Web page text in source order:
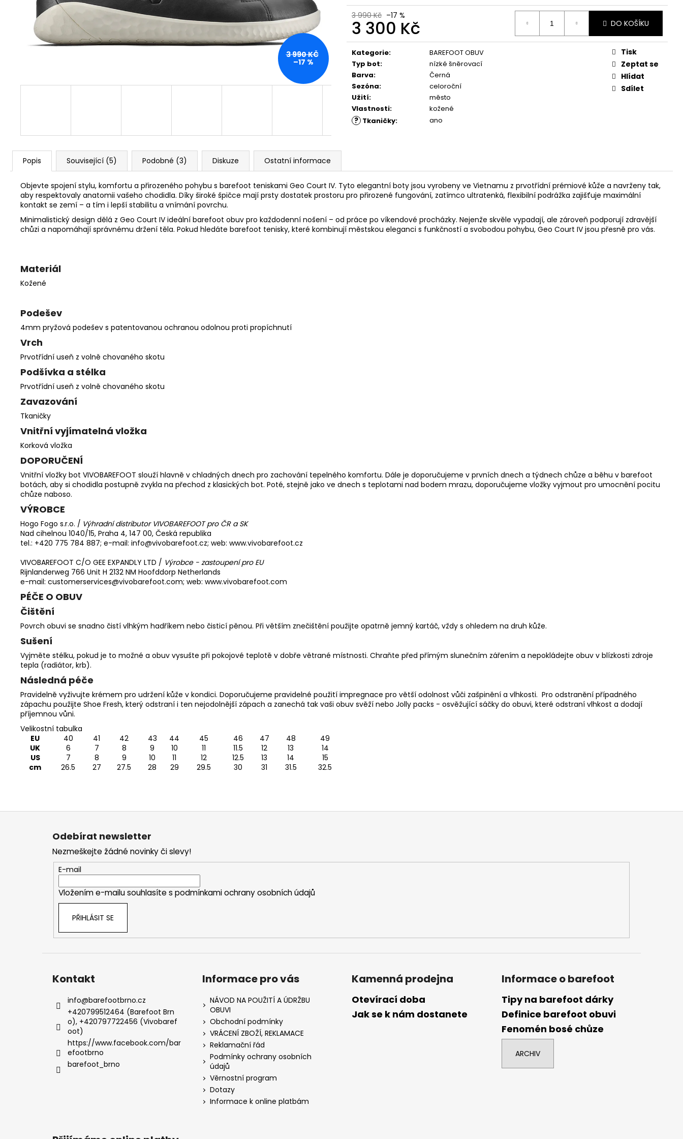
3 990 Kč –17 %
3 300 Kč
Měrná
cena:
DO KOŠÍKU
Kategorie:
BAREFOOT OBUV
Typ bot:
nízké šněrovací
Barva:
Černá
Sezóna:
celoroční
Užití:
město
Vlastnosti: kožené
? Tkaničky: ano
Tisk
Zeptat se
Hlídat
Sdílet
3 990 KČ
–17 %
Popis Související (5) Podobné (3) Diskuze Ostatní informace
Objevte spojení stylu, komfortu a přirozeného pohybu s barefoot teniskami Geo Court IV. Tyto elegantní boty jsou vyrobeny ve Vietnamu z prvotřídní prémiové kůže a navrženy tak,
aby respektovaly anatomii vašeho chodidla. Díky široké špičce mají prsty dostatek prostoru pro přirozené fungování, zatímco ultratenká, flexibilní podrážka zajišťuje maximální
kontakt se zemí – a tím i lepší stabilitu a vnímání povrchu.
Minimalistický design dělá z Geo Court IV ideální barefoot obuv pro každodenní nošení – od práce po víkendové procházky. Nejenže skvěle vypadají, ale zároveň podporují zdravější
chůzi a napomáhají správnému držení těla. Pokud hledáte barefoot tenisky, které kombinují městskou eleganci s funkčností a svobodou pohybu, Geo Court IV jsou přesně pro vás.
Materiál
Kožené
Podešev
4mm pryžová podešev s patentovanou ochranou odolnou proti propíchnutí
Vrch
Prvotřídní useň z volně chovaného skotu
Podšívka a stélka
Prvotřídní useň z volně chovaného skotu
Zavazování
Tkaničky
Vnitřní vyjímatelná vložka
Korková vložka
DOPORUČENÍ
Vnitřní vložky bot VIVOBAREFOOT slouží hlavně v chladných dnech pro zachování tepelného komfortu. Dále je doporučujeme v prvních dnech a týdnech chůze a běhu v barefoot
botách, aby si chodidla postupně zvykla na přechod z klasických bot. Poté, stejně jako ve dnech s teplotami nad bodem mrazu, doporučujeme vložky vyjmout pro umocnění pocitu
chůze naboso.
VÝROBCE
Hogo Fogo s.r.o. / Výhradní distributor VIVOBAREFOOT pro ČR a SK
Nad cihelnou 1040/15, Praha 4, 147 00, Česká republika
tel.: +420 775 784 887; e-mail: info@vivobarefoot.cz; web: www.vivobarefoot.cz
VIVOBAREFOOT C/O GEE EXPANDLY LTD / Výrobce - zastoupení pro EU
Rijnlanderweg 766 Unit H 2132 NM Hoofddorp Netherlands
e-mail: customerservices@vivobarefoot.com; web: www.vivobarefoot.com
PÉČE O OBUV
Čištění
Povrch obuvi se snadno čistí vlhkým hadříkem nebo čisticí pěnou. Při větším znečištění použijte opatrně jemný kartáč, vždy s ohledem na druh kůže.
Sušení
Vyjměte stélku, pokud je to možné a obuv vysušte při pokojové teplotě v dobře větrané místnosti. Chraňte před přímým slunečním zářením a nepokládejte obuv v blízkosti zdroje
tepla (radiátor, krb).
Následná péče
Pravidelně vyživujte krémem pro udržení kůže v kondici. Doporučujeme pravidelné použití impregnace pro větší odolnost vůči zašpinění a vlhkosti. Pro odstranění případného
zápachu použijte Shoe Fresh, který odstraní i ten nejodolnější zápach a zanechá tak vaši obuv svěží nebo Jolly packs - osvěžující sáčky do obuvi, které odstraní vlhkost a dodají
příjemnou vůni.
Velikostní tabulka
EU
40 41 42 43 44 45 46 47 48
49
UK
6 7 8 9 10 11 11.5 12 13
14
US
7 8 9 10 11 12 12.5 13 14
15
cm
26.5 27 27.5 28 29 29.5 30 31 31.5 32.5
1 Kč
89 Kč
219 Kč
Z
Odebírat newsletter
Nezmeškejte žádné novinky či slevy!
E-mail
Vložením e-mailu souhlasíte s podmínkami ochrany osobních údajů
PŘIHLÁSIT SE
Kontakt
info@barefootbrno.cz
+420799512464 (Barefoot Brn
o), +420797722456 (Vivobaref
oot)
https://www.facebook.com/bar
efootbrno
barefoot_brno
Informace pro vás
NÁVOD NA POUŽITÍ A ÚDRŽBU
OBUVI
Obchodní podmínky
VRÁCENÍ ZBOŽÍ, REKLAMACE
Reklamační řád
Podmínky ochrany osobních
údajů
Věrnostní program
Dotazy
Informace k online platbám
Kamenná prodejna
Otevírací doba
Jak se k nám dostanete
Informace o barefoot
Tipy na barefoot dárky
Definice barefoot obuvi
Fenomén bosé chůze
ARCHIV